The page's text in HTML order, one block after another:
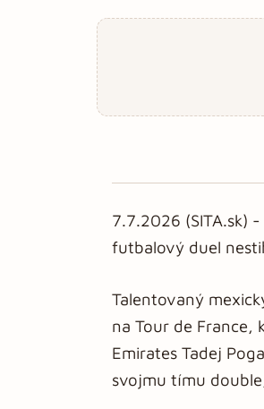
7.7.2026 (SITA.sk)
futbalový duel
Talentovaný
na Tour de France,
Emirates Tadej
svojmu tímu